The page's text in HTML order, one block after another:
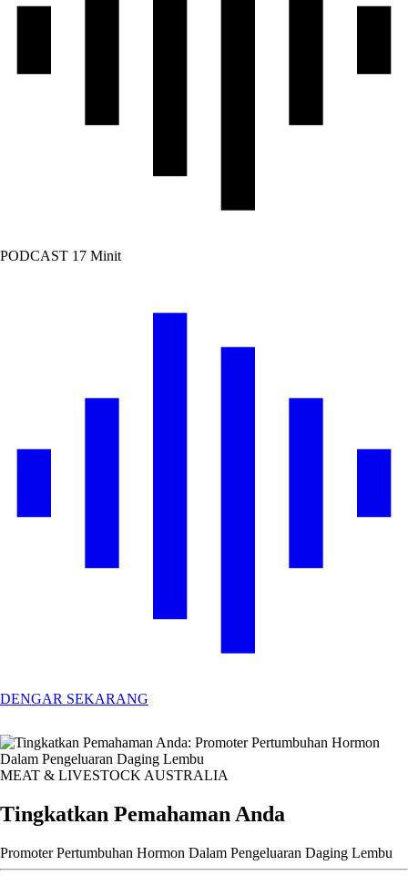
PODCAST 17 Minit
DENGAR SEKARANG
MEAT & LIVESTOCK AUSTRALIA
Tingkatkan Pemahaman Anda
Promoter Pertumbuhan Hormon Dalam Pengeluaran Daging Lembu